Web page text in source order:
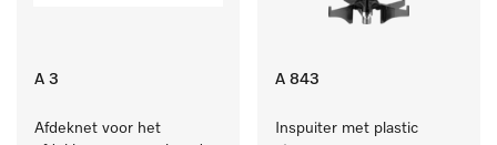
A 3
Afdeknet voor het
A 843
Inspuiter met plastic